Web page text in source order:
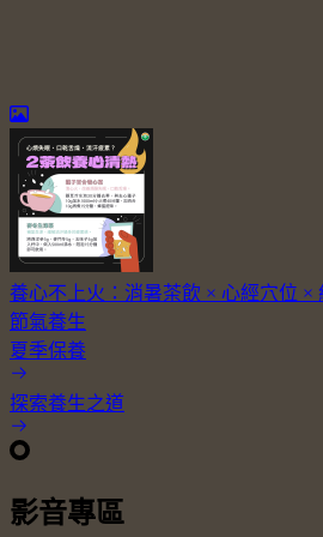
養心不上火：消暑茶飲 × 心經穴位 ×
節氣養生
夏季保養
探索養生之道
影音專區